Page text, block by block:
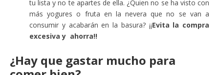
tu lista y no te apartes de ella. ¿Quien no se ha visto con
más yogures o fruta en la nevera que no se van a
consumir y acabarán en la basura? ¡¡Evita la compra
excesiva y ahorra!!
¿Hay que gastar mucho para